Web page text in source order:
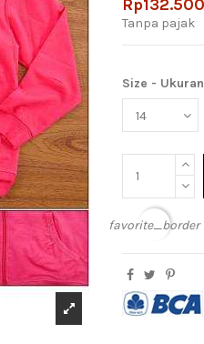
Rp132.500
Tanpa pajak
Size - Ukuran
favorite_border